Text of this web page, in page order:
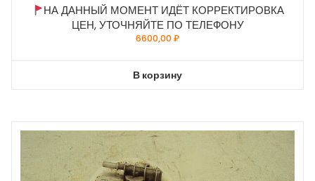
НА ДАННЫЙ МОМЕНТ ИДЁТ КОРРЕКТИРОВКА
ЦЕН, УТОЧНЯЙТЕ ПО ТЕЛЕФОНУ
6600,00₽
В корзину